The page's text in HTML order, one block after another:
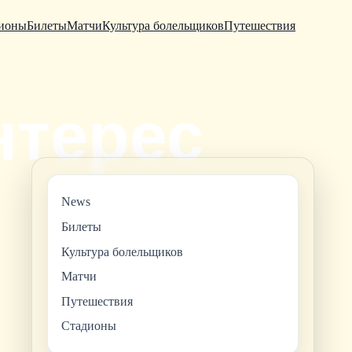
БилетыМатчиКультура болельщиковПутешествия
News
Билеты
Культура болельщиков
Матчи
Путешествия
Стадионы